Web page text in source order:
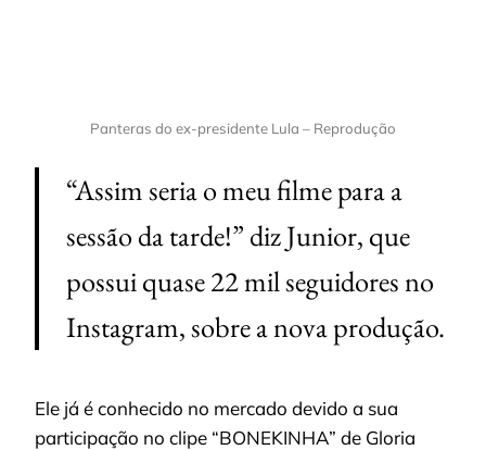
Panteras do ex-presidente Lula – Reprodução
“Assim seria o meu filme para a
sessão da tarde!” diz Junior, que
possui quase 22 mil seguidores no
Instagram, sobre a nova produção.
Ele já é conhecido no mercado devido a sua
participação no clipe “BONEKINHA” de Gloria